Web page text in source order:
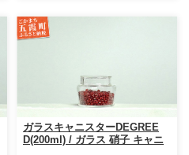
ガラスキャニスターDEGREE
D(200ml) / ガラス 硝子 キャニ